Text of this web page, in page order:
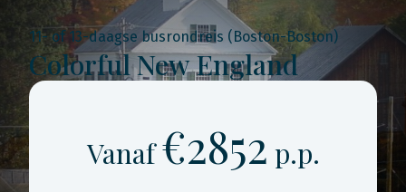
11- of 13-daagse busrondreis (Boston-Boston)
Colorful New England
Vanaf€2852 p.p.